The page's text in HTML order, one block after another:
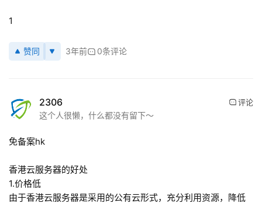
告
答
区
1
赞同 3年前 0条评论
2306
这个人很懒，什么都没有留下～
评论
免备案hk
香港云服务器的好处
1.价格低
由于香港云服务器是采用的公有云形式，充分利用资源，降低